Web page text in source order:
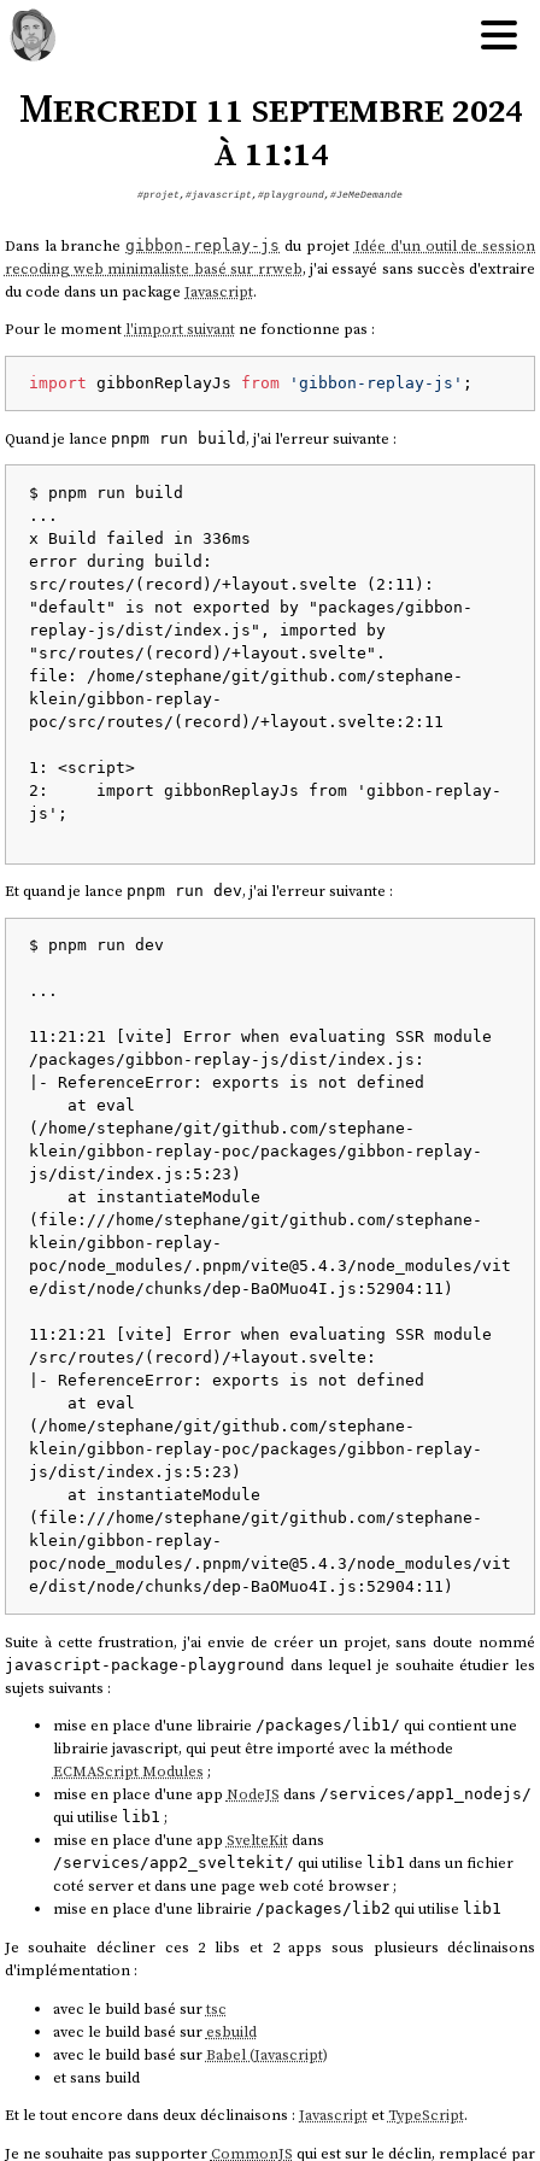
Mercredi 11 septembre 2024
à 11:14
#projet, #javascript, #playground, #JeMeDemande
Dans la branchegibbon-replay-js du projet Idée d'un outil de session
recoding web minimaliste basé sur rrweb, j'ai essayé sans succès d'extraire
du code dans un package Javascript.
Pour le moment l'import suivantne fonctionne pas :
import gibbonReplayJs from 'gibbon-replay-js'
Quand je lance pnpm run build, j'ai l'erreur suivante :
$ pnpm run build
...
x Build failed in 336ms
error during build:
src/routes/(record)/+layout.svelte (2:11):
"default" is not exported by "packages/gibbon-
replay-js/dist/index.js", imported by
"src/routes/(record)/+layout.svelte".
file: /home/stephane/git/github.com/stephane-
klein/gibbon-replay-
poc/src/routes/(record)/+layout.svelte:2:11
1: <script>
2:     import gibbonReplayJs from 'gibbon-replay-
js';
Et quand je lance pnpm run dev, j'ai l'erreur suivante :
$ pnpm run dev
...
11:21:21 [vite] Error when evaluating SSR module
/packages/gibbon-replay-js/dist/index.js:
|- ReferenceError: exports is not defined
(/home/stephane/git/github.com/stephane-
klein/gibbon-replay-poc/packages/gibbon-replay-
js/dist/index.js:5:23)
(file:///home/stephane/git/github.com/stephane-
klein/gibbon-replay-
poc/node_modules/.pnpm/vite@5.4.3/node_modules/vit
e/dist/node/chunks/dep-BaOMuo4I.js:52904:11)
11:21:21 [vite] Error when evaluating SSR module
/src/routes/(record)/+layout.svelte:
|- ReferenceError: exports is not defined
(/home/stephane/git/github.com/stephane-
klein/gibbon-replay-poc/packages/gibbon-replay-
js/dist/index.js:5:23)
(file:///home/stephane/git/github.com/stephane-
klein/gibbon-replay-
poc/node_modules/.pnpm/vite@5.4.3/node_modules/vit
Suite à cette frustration, j'ai envie de créer un projet, sans doute nommé
javascript-package-playground dans lequel je souhaite étudier les
sujets suivants :
mise en place d'une librairie /packages/lib1/ qui contient une
librairie javascript, qui peut être importé avec la méthode
ECMAScript Modules ;
mise en place d'une app NodeJS dans /services/app1_nodejs/
qui utilise lib1 ;
mise en place d'une app SvelteKitdans
/services/app2_sveltekit/ qui utilise lib1 dans un fichier
coté server et dans une page web coté browser ;
mise en place d'une librairie /packages/lib2 qui utilise lib1
Je souhaite décliner ces 2 libs et 2 apps sous plusieurs déclinaisons
d'implémentation :
avec le build basé surtsc
avec le build basé suresbuild
avec le build basé surBabel (Javascript)
et sans build
Et le tout encore dans deux déclinaisons : JavascriptetTypeScript.
Je ne souhaite pas supporterCommonJS qui est sur le déclin, remplacé par